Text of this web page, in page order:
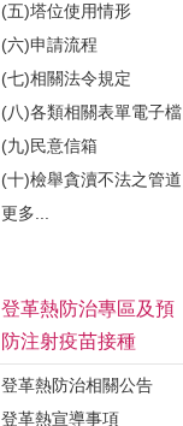
(五)塔位使用情形
(六)申請流程
(七)相關法令規定
(八)各類相關表單電子檔
(九)民意信箱
(十)檢舉貪瀆不法之管道
更多...
登革熱防治專區及預
防注射疫苗接種
登革熱防治相關公告
登革熱宣導事項